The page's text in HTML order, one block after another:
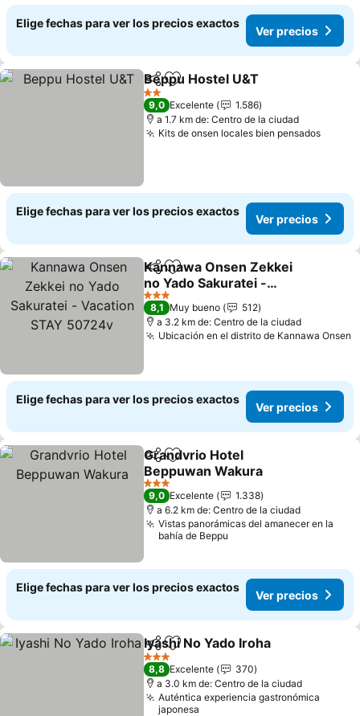
Elige fechas para ver los precios exactos
Ver precios
CompartirAgregar a favoritos
Beppu Hostel U&T
2 Estrellas
9,0 Excelente
1.586
a 1.7 km de: Centro de la ciudad
Kits de onsen locales bien pensados
Elige fechas para ver los precios exactos
Ver precios
CompartirAgregar a favoritos
Kannawa Onsen Zekkei
no Yado Sakuratei -
Vacation STAY 50724v
3 Estrellas
8,1 Muy bueno
512
a 3.2 km de: Centro de la ciudad
Ubicación en el distrito de Kannawa Onsen
Elige fechas para ver los precios exactos
Ver precios
CompartirAgregar a favoritos
Grandvrio Hotel
Beppuwan Wakura
3 Estrellas
9,0 Excelente
1.338
a 6.2 km de: Centro de la ciudad
Vistas panorámicas del amanecer en la
bahía de Beppu
Elige fechas para ver los precios exactos
Ver precios
CompartirAgregar a favoritos
Iyashi No Yado Iroha
3 Estrellas
8,8 Excelente
370
a 3.0 km de: Centro de la ciudad
Auténtica experiencia gastronómica
japonesa